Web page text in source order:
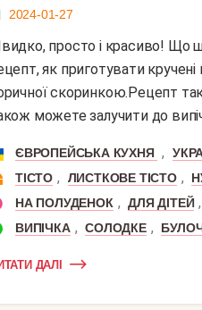
2024-01-27
як приготувати
скоринкою.Рецепт
можете залучити до
ЄВРОПЕЙСЬКА КУХНЯ ,
ТІСТО , ЛИСТКОВЕ ТІСТО ,
НА ПОЛУДЕНОК , ДЛЯ ДІТЕЙ ,
ВИПІЧКА , СОЛОДКЕ ,
ДАЛІ